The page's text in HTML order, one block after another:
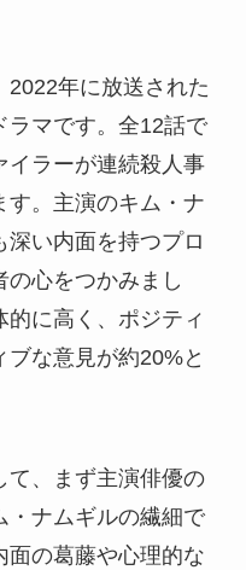
2022年に放送された
ラマです。全12話で
イラーが連続殺人事
す。主演のキム・ナ
い内面を持つプロ
の心をつかみまし
に高く、ポジティ
な意見が約20%と
て、まず主演俳優の
・ナムギルの繊細で
面の葛藤や心理的な